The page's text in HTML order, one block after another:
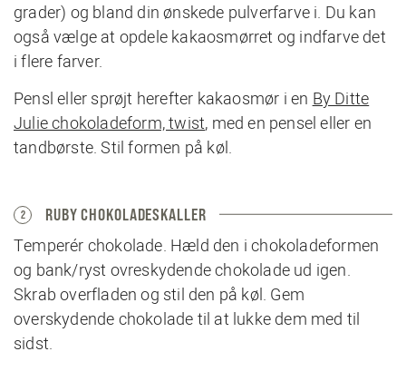
grader) og bland din ønskede pulverfarve i. Du kan
også vælge at opdele kakaosmørret og indfarve det
i flere farver.
Pensl eller sprøjt herefter kakaosmør i en By Ditte
Julie chokoladeform, twist, med en pensel eller en
tandbørste. Stil formen på køl.
2 RUBY CHOKOLADESKALLER
Temperér chokolade. Hæld den i chokoladeformen
og bank/ryst ovreskydende chokolade ud igen.
Skrab overfladen og stil den på køl. Gem
overskydende chokolade til at lukke dem med til
sidst.